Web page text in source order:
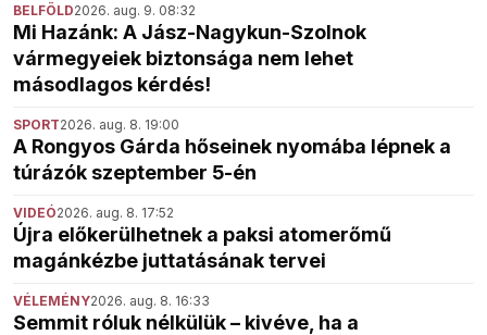
BELFÖLD2026. aug. 9. 08:32
Mi Hazánk: A Jász-Nagykun-Szolnok
vármegyeiek biztonsága nem lehet
másodlagos kérdés!
SPORT2026. aug. 8. 19:00
A Rongyos Gárda hőseinek nyomába lépnek a
túrázók szeptember 5-én
VIDEÓ2026. aug. 8. 17:52
Újra előkerülhetnek a paksi atomerőmű
magánkézbe juttatásának tervei
VÉLEMÉNY2026. aug. 8. 16:33
Semmit róluk nélkülük – kivéve, ha a